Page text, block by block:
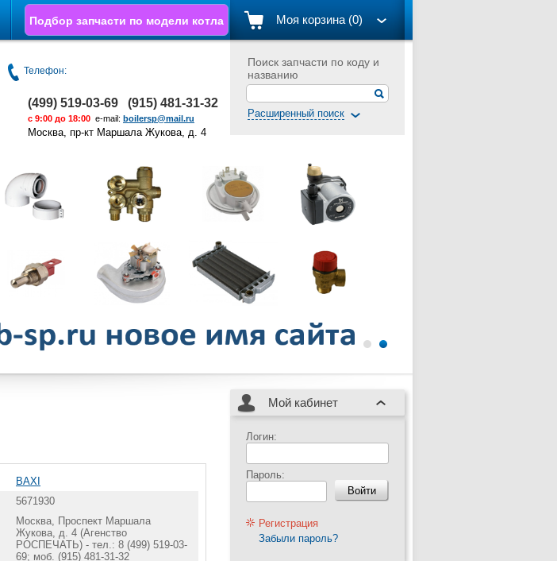
Поиск запчасти по коду и
названию
Расширенный поиск
Телефон:
(499) 519-03-69 (915) 481-31-32
с 9:00 до 18:00 e-mail: boilersp@mail.ru
Москва, пр-кт Маршала Жукова, д. 4
Подбор запчасти по модели котла Моя корзина (0)
BAXI
5671930
Москва, Проспект Маршала
Жукова, д. 4 (Агенство
РОСПЕЧАТЬ) - тел.: 8 (499) 519-03-
69; моб. (915) 481-31-32
Мой кабинет
Логин:
Пароль:
Регистрация
Забыли пароль?